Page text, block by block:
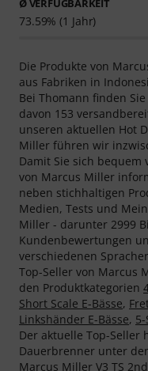
Ø VERFÜGBARKEIT
73.59% (1 Jahr)
Die Produkte von
aus Fabriken in
Bei Thomann finden
davon 153
unseren aktuellen Hot
Miller führen wir
Damit Sie sich bequem
von Marcus Miller
neben stichhaltigen
Medien, Tests und
Miller - darunter 2999
Kundenbewertungen
verschiedenen
Top-Seller von Marcus
den Produktkategorien
Short Scale E-Bässe,
Linkshänder E-Bässe,
Der aktuelle Top-Seller
Dauerbrenner unter
Marcus Miller V3 TS